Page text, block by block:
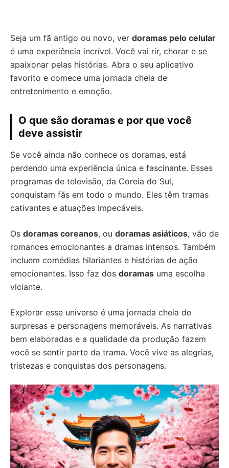
Seja um fã antigo ou novo, ver doramas pelo celular
é uma experiência incrível. Você vai rir, chorar e se
apaixonar pelas histórias. Abra o seu aplicativo
favorito e comece uma jornada cheia de
entretenimento e emoção.
O que são doramas e por que você
deve assistir
Se você ainda não conhece os doramas, está
perdendo uma experiência única e fascinante. Esses
programas de televisão, da Coreia do Sul,
conquistam fãs em todo o mundo. Eles têm tramas
cativantes e atuações impecáveis.
Os doramas coreanos, ou doramas asiáticos, vão de
romances emocionantes a dramas intensos. Também
incluem comédias hilariantes e histórias de ação
emocionantes. Isso faz dos doramas uma escolha
viciante.
Explorar esse universo é uma jornada cheia de
surpresas e personagens memoráveis. As narrativas
bem elaboradas e a qualidade da produção fazem
você se sentir parte da trama. Você vive as alegrias,
tristezas e conquistas dos personagens.